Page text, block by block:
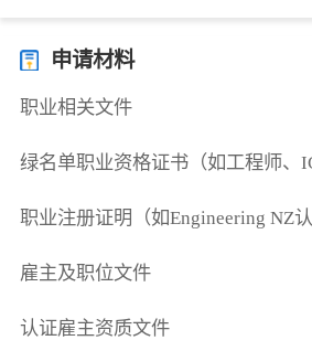
申请材料
职业相关文件
绿名单职业资格证书（如工程师、
职业注册证明（如Engineering NZ认
雇主及职位文件
认证雇主资质文件